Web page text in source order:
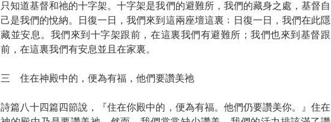
只知道基督和祂的十字架。十字架是我們的避難所，我們的藏身之處，基督自
己是我們的悅納。日復一日，我們來到這兩座壇這裏﹔日復一日，我們在此隱
藏並安息。我們來到十字架跟前，在這裏我們有避難所；我們也來到基督跟
前，在這裏我們有安息並且在家裏。
三 住在神殿中的，便為有福，他們要讚美祂
詩篇八十四篇四節說，『住在你殿中的，便為有福。他們仍要讚美你。』住在